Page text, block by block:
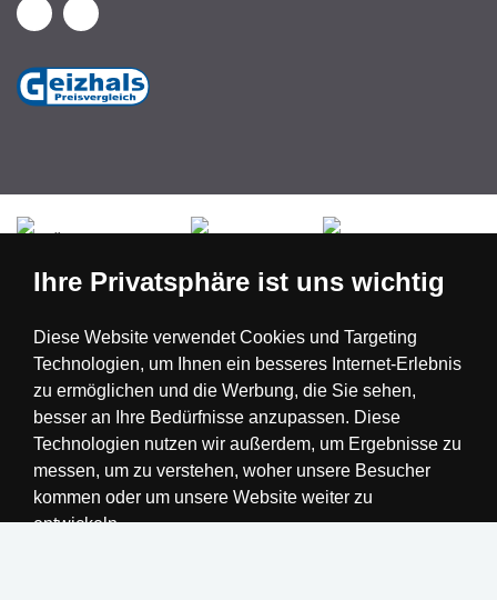
Nederland
Ihre Privatsphäre ist uns wichtig
Diese Website verwendet Cookies und Targeting
Technologien, um Ihnen ein besseres Internet-Erlebnis
zu ermöglichen und die Werbung, die Sie sehen,
besser an Ihre Bedürfnisse anzupassen. Diese
Technologien nutzen wir außerdem, um Ergebnisse zu
messen, um zu verstehen, woher unsere Besucher
kommen oder um unsere Website weiter zu
entwickeln.